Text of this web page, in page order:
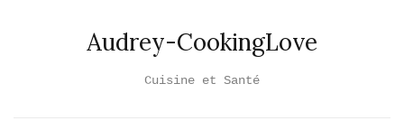
Audrey-CookingLove
Cuisine et Santé